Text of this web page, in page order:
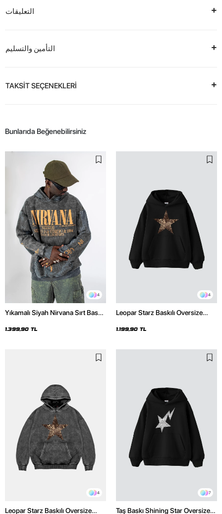
التعليقات
التأمين والتسليم
TAKSİT SEÇENEKLERİ
Bunlarıda Beğenebilirsiniz
4
Yıkamalı Siyah Nirvana Sırt Baskılı
1.399,90 TL
4
Leopar Starz Baskılı Oversize
1.199,90 TL
4
Leopar Starz Baskılı Oversize
7
Taş Baskı Shining Star Oversize